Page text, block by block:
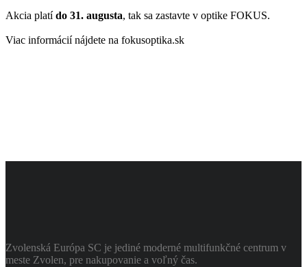
Akcia platído 31. augusta, tak sa zastavte v optike FOKUS.
Viac informácií nájdete na fokusoptika.sk
Zvolenská Európa SC je jediné moderné multifunkčné centrum v
meste Zvolen, pre nakupovanie a voľný čas.